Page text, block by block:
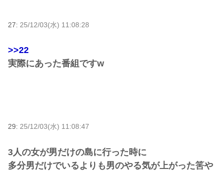
27: 25/12/03(水) 11:08:28
>>22
実際にあった番組ですw
29: 25/12/03(水) 11:08:47
3人の女が男だけの島に行った時に
多分男だけでいるよりも男のやる気が上がった筈や